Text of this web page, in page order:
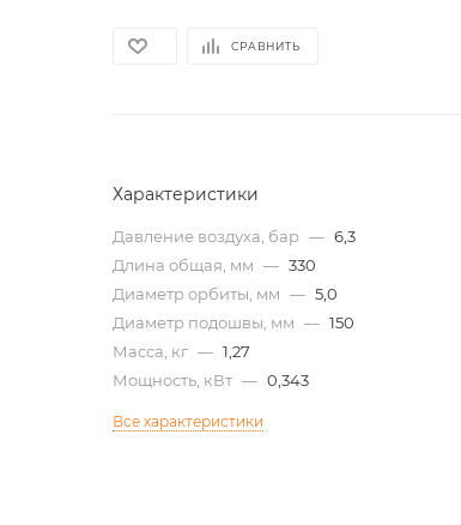
СРАВНИТЬ
Характеристики
Давление воздуха, бар — 6,3
Длина общая, мм — 330
Диаметр орбиты, мм — 5,0
Диаметр подошвы, мм — 150
Масса, кг — 1,27
Мощность, кВт — 0,343
Все характеристики